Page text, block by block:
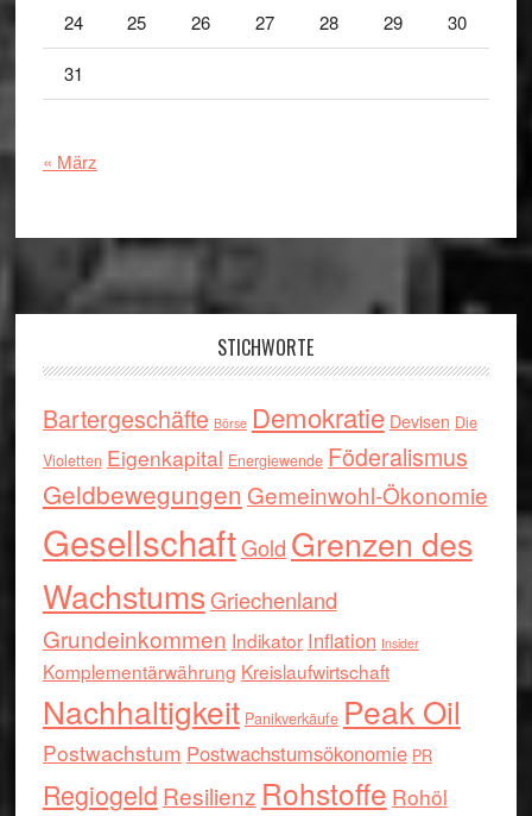
24 25 26 27 28 29 30
31
« März
STICHWORTE
Bartergeschäfte Börse Demokratie Devisen Die
Violetten Eigenkapital Energiewende Föderalismus
Geldbewegungen Gemeinwohl-Ökonomie
GesellschaftGold Grenzen des
WachstumsGriechenland
Grundeinkommen Indikator Inflation Insider
Komplementärwährung Kreislaufwirtschaft
Nachhaltigkeit Panikverkäufe Peak Oil
Postwachstum Postwachstumsökonomie PR
Regiogeld Resilienz Rohstoffe Rohöl